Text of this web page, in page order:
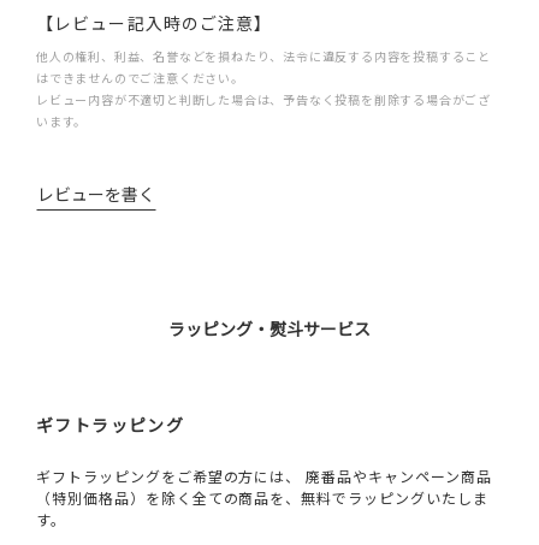
【レビュー記入時のご注意】
他人の権利、利益、名誉などを損ねたり、法令に違反する内容を投稿すること
はできませんのでご注意ください。
レビュー内容が不適切と判断した場合は、予告なく投稿を削除する場合がござ
います。
レビューを書く
ラッピング・熨斗サービス
ギフトラッピング
ギフトラッピングをご希望の方には、 廃番品やキャンペーン商品
（特別価格品）を除く全ての商品を、無料でラッピングいたしま
す。